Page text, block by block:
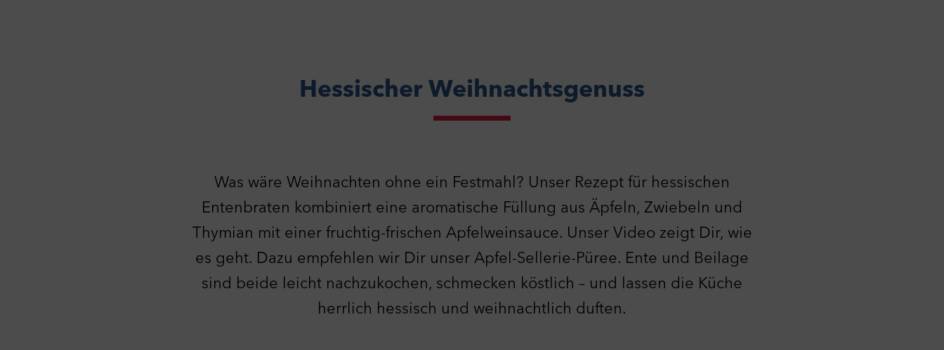
Hessischer Weihnachtsgenuss
Was wäre Weihnachten ohne ein Festmahl? Unser Rezept für hessischen
Entenbraten kombiniert eine aromatische Füllung aus Äpfeln, Zwiebeln und
Thymian mit einer fruchtig-frischen Apfelweinsauce. Unser Video zeigt Dir, wie
es geht. Dazu empfehlen wir Dir unser Apfel-Sellerie-Püree. Ente und Beilage
sind beide leicht nachzukochen, schmecken köstlich – und lassen die Küche
herrlich hessisch und weihnachtlich duften.